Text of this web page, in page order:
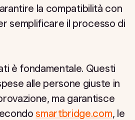
la compatibilità con
semplificare il processo di
è fondamentale. Questi
alle persone giuste in
ma garantisce
smartbridge.com, le